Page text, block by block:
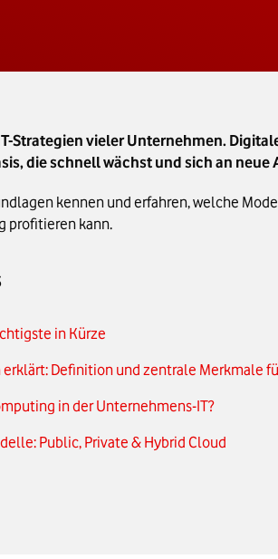
Strategien vieler Unternehmen.
die schnell wächst und sich an
kennen und erfahren, welche
profitieren kann.
in Kürze
Definition und zentrale Merkmale
in der Unternehmens-IT?
Public, Private & Hybrid Cloud
PaaS & SaaS im Vergleich